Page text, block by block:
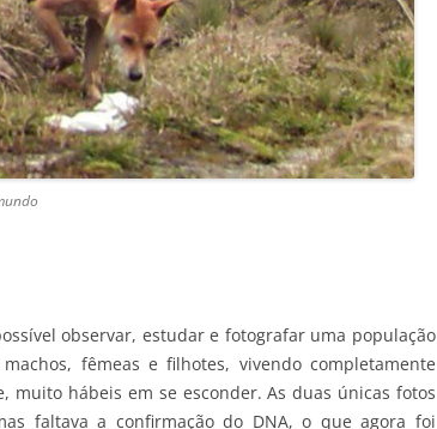
observar, estudar e fotografar uma população
fêmeas e filhotes, vivendo completamente
muito hábeis em se esconder. As duas únicas fotos
faltava a confirmação do DNA, o que agora foi